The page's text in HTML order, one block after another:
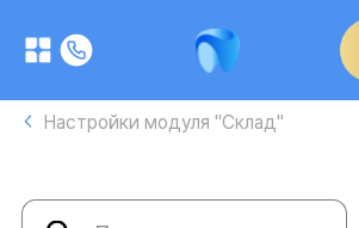
Настройки модуля "Склад"